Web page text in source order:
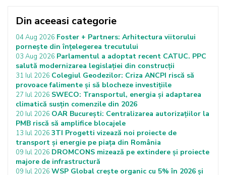
Din aceeasi categorie
04 Aug 2026 Foster + Partners: Arhitectura viitorului
pornește din înțelegerea trecutului
03 Aug 2026 Parlamentul a adoptat recent CATUC. PPC
salută modernizarea legislației din construcții
31 Iul 2026 Colegiul Geodezilor: Criza ANCPI riscă să
provoace falimente și să blocheze investițiile
27 Iul 2026 SWECO: Transportul, energia și adaptarea
climatică susțin comenzile din 2026
20 Iul 2026 OAR București: Centralizarea autorizațiilor la
PMB riscă să amplifice blocajele
13 Iul 2026 3TI Progetti vizează noi proiecte de
transport și energie pe piața din România
09 Iul 2026 DROMCONS mizează pe extindere și proiecte
majore de infrastructură
09 Iul 2026 WSP Global crește organic cu 5% în 2026 și